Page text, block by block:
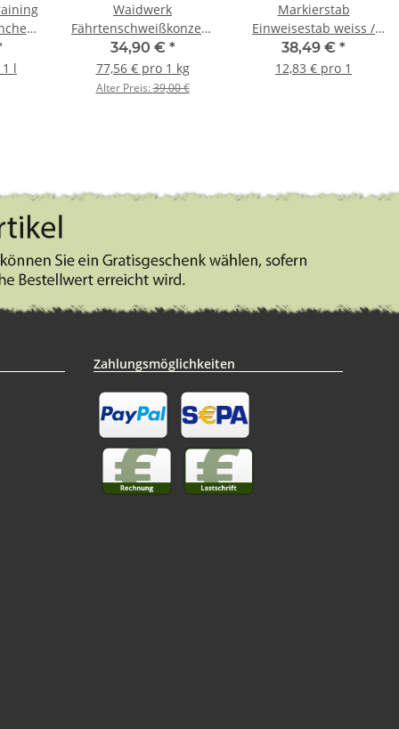
-
l
Waidwerk
Fährtenschweißkonzentrat
450g
34,90 € *
77,56 € pro 1 kg
Alter Preis:39,00 €
Markierstab
Einweisestab weiss /
schwarz im Set 3 Stück
38,49 € *
12,83 € pro 1
Zahlungsmöglichkeiten